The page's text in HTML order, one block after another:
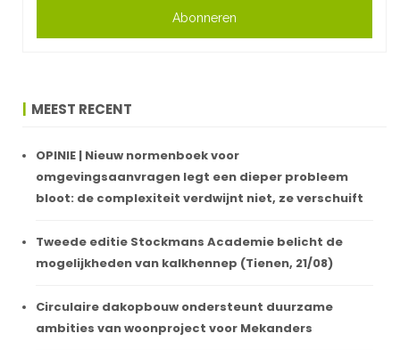
Abonneren
MEEST RECENT
OPINIE | Nieuw normenboek voor
omgevingsaanvragen legt een dieper probleem
bloot: de complexiteit verdwijnt niet, ze verschuift
Tweede editie Stockmans Academie belicht de
mogelijkheden van kalkhennep (Tienen, 21/08)
Circulaire dakopbouw ondersteunt duurzame
ambities van woonproject voor Mekanders